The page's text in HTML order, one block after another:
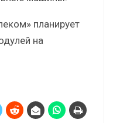
планирует
на